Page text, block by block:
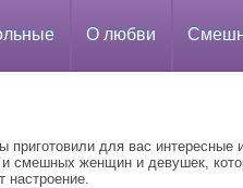
О любви
для вас интересные
смешных женщин и девушек,
настроение.